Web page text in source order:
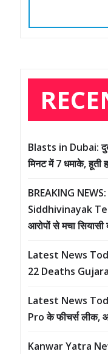
Blasts in Dubai:
मिनट में 7 धमाके,
BREAKING
Siddhivinayak
आरोपों से मचा सियासी
Latest News
22 Deaths
Latest News
Pro के फीचर्स लीक,
Kanwar Yatra